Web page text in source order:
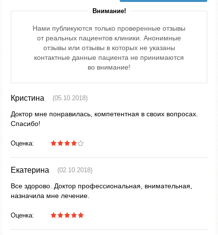
Внимание!
Нами публикуются только проверенные отзывы
от реальных пациентов клиники. Анонимные
отзывы или отзывы в которых не указаны
контактные данные пациента не принимаются
во внимание!
Кристина (05.10.2018)
Доктор мне понравилась, компетентная в своих вопросах.
Спасибо!
Оценка:
Екатерина (02.10.2018)
Все здорово. Доктор профессиональная, внимательная,
назначила мне лечение.
Оценка: